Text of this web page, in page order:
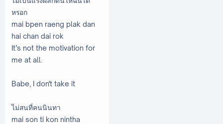
หรอก
mai bpen raeng plak dan
hai chan dai rok
It’s not the motivation for
me at all.
Babe, I don't take it
ไม่สนที่คนนินทา
mai son ti kon nintha